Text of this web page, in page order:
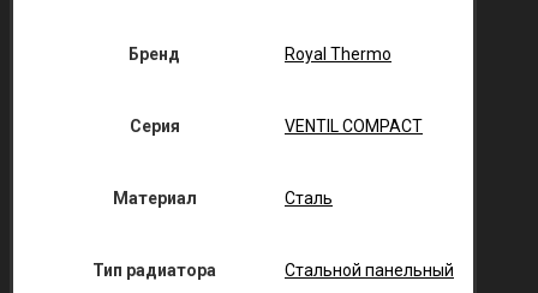
Бренд Royal Thermo
Серия VENTIL COMPACT
Материал Сталь
Тип радиатора Стальной панельный